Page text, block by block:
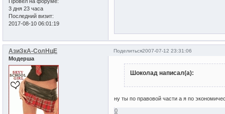
3 дня 23 часа
Последний визит:
2017-08-10 06:01:19
Поделиться2007-07-12 23:31:06
АзиЗкА-СолНцЕ
Модерша
Шоколад написал(а):
ну ты по правовой части а я по
0